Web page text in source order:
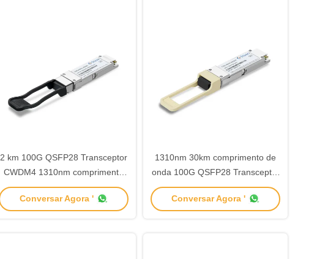
2 km 100G QSFP28 Transceptor
CWDM4 1310nm comprimento
de onda TQR-HG02-31DCR
Conversar Agora '
1310nm 30km comprimento de
onda 100G QSFP28 Transceptor
100gbase ER4 Lite
Conversar Agora '